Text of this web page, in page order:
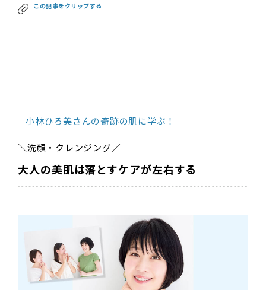
この記事をクリップする
小林ひろ美さんの奇跡の肌に学ぶ！
＼洗顔・クレンジング／
大人の美肌は落とすケアが左右する